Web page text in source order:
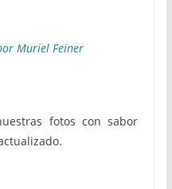
Muriel Feiner
fotos con sabor